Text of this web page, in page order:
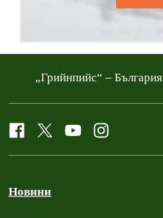
„Грийнпийс“ – България
Новини